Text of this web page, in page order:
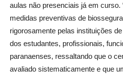
aulas não presenciais já em curso.
medidas preventivas de
rigorosamente pelas instituições
dos estudantes, profissionais,
paranaenses, ressaltando que o
avaliado sistematicamente e que